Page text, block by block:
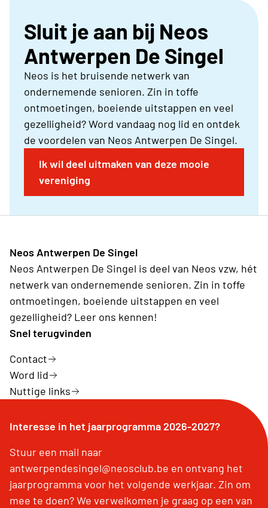
Sluit je aan bij Neos
Antwerpen De Singel
Neos is het bruisende netwerk van
ondernemende senioren. Zin in toffe
ontmoetingen, boeiende uitstappen en veel
gezelligheid? Word vandaag nog lid en ontdek
de voordelen van Neos Antwerpen De Singel.
Ik wil deel uitmaken van deze mooie
vereniging
Neos Antwerpen De Singel
Neos Antwerpen De Singel is deel van Neos vzw, hét
netwerk van ondernemende senioren. Zin in toffe
ontmoetingen, boeiende uitstappen en veel
gezelligheid? Leer ons kennen!
Snel terugvinden
Contact
Word lid
Nuttige links
Interesse in het jaarprogramma 2026-2027?
Stuur een mail naar
antwerpendesingel@neosclub.be en ontvang het
jaarprogramma voor het volgende werkjaar. Zin om
mee te doen? We verwelkomen je graag op een van